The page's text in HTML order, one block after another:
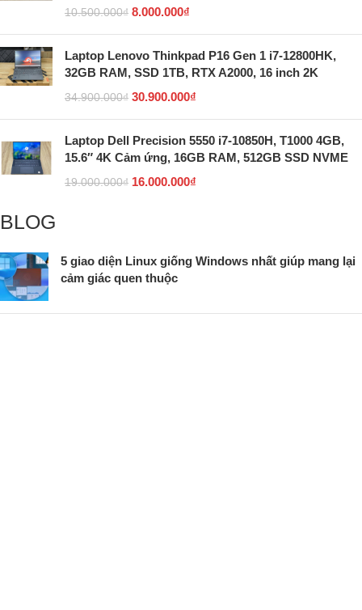
10.500.000₫ 8.000.000₫
Laptop Lenovo Thinkpad P16 Gen 1 i7-12800HK,
32GB RAM, SSD 1TB, RTX A2000, 16 inch 2K
34.900.000₫ 30.900.000₫
Laptop Dell Precision 5550 i7-10850H, T1000 4GB,
15.6″ 4K Cảm ứng, 16GB RAM, 512GB SSD NVME
19.000.000₫ 16.000.000₫
BLOG
5 giao diện Linux giống Windows nhất giúp mang lại
cảm giác quen thuộc